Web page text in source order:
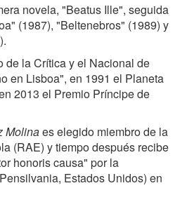
novela, "Beatus Ille", seguida
(1987), "Beltenebros" (1989) y
de la Crítica y el Nacional de
en Lisboa", en 1991 el Planeta
2013 el Premio Príncipe de
Molinaes elegido miembro de la
(RAE) y tiempo después recibe
honoris causa" por la
Estados Unidos) en